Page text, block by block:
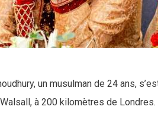
un musulman de 24 ans,
à 200 kilomètres de Londres.